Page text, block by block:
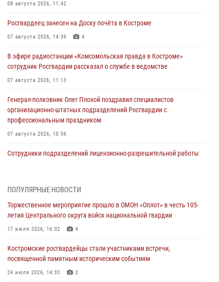
08 августа 2026, 11:42
Росгвардеец занесен на Доску почёта в Костроме
07 августа 2026, 14:39 4
В эфире радиостанции «Комсомольская правда в Костроме»
сотрудник Росгвардии рассказал о службе в ведомстве
07 августа 2026, 11:13
Генерал-полковник Олег Плохой поздравил специалистов
организационно-штатных подразделений Росгвардии с
профессиональным праздником
07 августа 2026, 10:56
Сотрудники подразделений лицензионно-разрешительной работы
06 августа 2026, 07:50
В Костромской области продолжается проведение акции «Каникулы
с Росгвардией»
05 августа 2026, 12:04
В Росгвардии по Костромской области проходят мероприятия,
посвященные 108-й годовщине со дня рождения генерала армии
Ивана Кирилловича Яковлева
ПОПУЛЯРНЫЕ НОВОСТИ
Торжественное мероприятие прошло в ОМОН «Оплот» в честь 105-
летия Центрального округа войск национальной гвардии
17 июля 2026, 16:02 4
Костромские росгвардейцы стали участниками встречи,
посвященной памятным историческим событиям
24 июля 2026, 14:33 2